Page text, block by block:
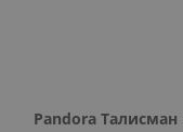
Pandora